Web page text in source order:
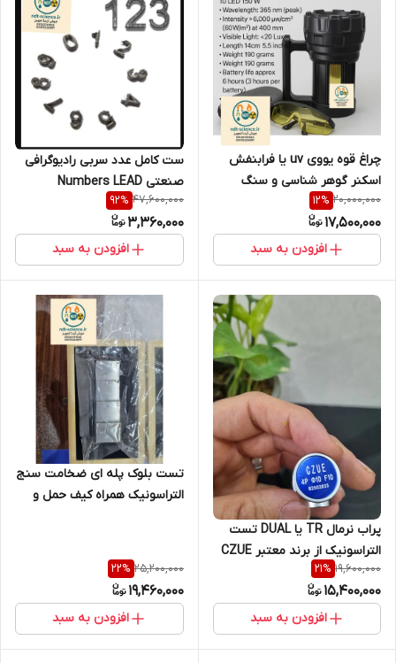
چراغ قوه یووی uv یا فرابنفش
اسکنر گوهر شناسی و سنگ
شناسی و بازرسی فنی و
کارشناسی رنگ خودورو همراه با
20,000,000
12%
17,500,000
افزودن به سبد
ست کامل عدد سربی رادیوگرافی
صنعتی Numbers LEAD
47,600,000
92%
3,360,000
افزودن به سبد
پراب نرمال TR یا DUAL تست
التراسونیک از برند معتبر CZUE
( قطر ده و فرکانس 4 مگاهرتز )
19,600,000
21%
15,400,000
افزودن به سبد
تست بلوک پله ای ضخامت سنج
التراسونیک همراه کیف حمل و
25,200,000
22%
19,460,000
افزودن به سبد